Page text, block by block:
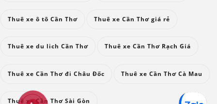
Thuê xe ô tô Cần Thơ Thuê xe Cần Thơ giá rẻ
Thuê xe du lich Cần Thơ Thuê xe Cần Thơ Rạch Giá
Thuê xe Cần Thơ đi Châu Đốc Thuê xe Cần Thơ Cà Mau
Thuê xe Cần Thơ Sài Gòn